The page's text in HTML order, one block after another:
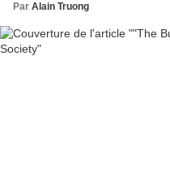
Par Alain Truong